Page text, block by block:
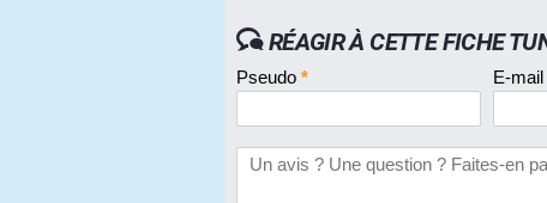
RÉAGIR À CETTE FICHE
Pseudo * E-